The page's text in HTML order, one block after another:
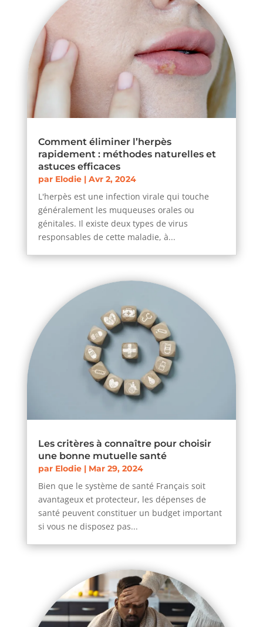
Comment éliminer l’herpès
rapidement : méthodes naturelles et
astuces efficaces
par Elodie| Avr 2, 2024
L'herpès est une infection virale qui touche
généralement les muqueuses orales ou
génitales. Il existe deux types de virus
responsables de cette maladie, à...
Les critères à connaître pour choisir
une bonne mutuelle santé
par Elodie| Mar 29, 2024
Bien que le système de santé Français soit
avantageux et protecteur, les dépenses de
santé peuvent constituer un budget important
si vous ne disposez pas...